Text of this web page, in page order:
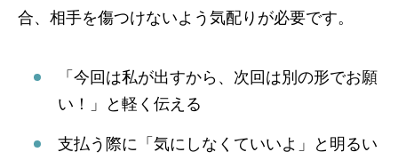
合、相手を傷つけないよう気配りが必要です。
「今回は私が出すから、次回は別の形でお願
い！」と軽く伝える
支払う際に「気にしなくていいよ」と明るい